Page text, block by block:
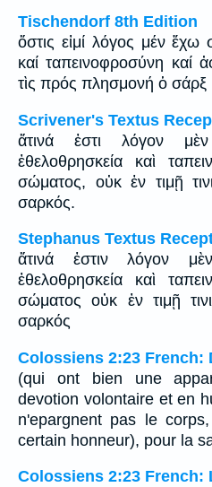
Tischendorf 8th Edition
ὅστις εἰμί λόγος μέν ἔχω
καί ταπεινοφροσύνη καί
τὶς πρός πλησμονή ὁ σάρξ
Scrivener's Textus
ἅτινά ἐστι λόγον
ἐθελοθρησκεία καὶ
σώματος, οὐκ ἐν τιμῇ
σαρκός.
Stephanus Textus
ἅτινά ἐστιν λόγον
ἐθελοθρησκεία καὶ
σώματος οὐκ ἐν τιμῇ
σαρκός
Colossiens 2:23 French:
(qui ont bien une
devotion volontaire et en
n'epargnent pas le
certain honneur), pour la
Colossiens 2:23 French: